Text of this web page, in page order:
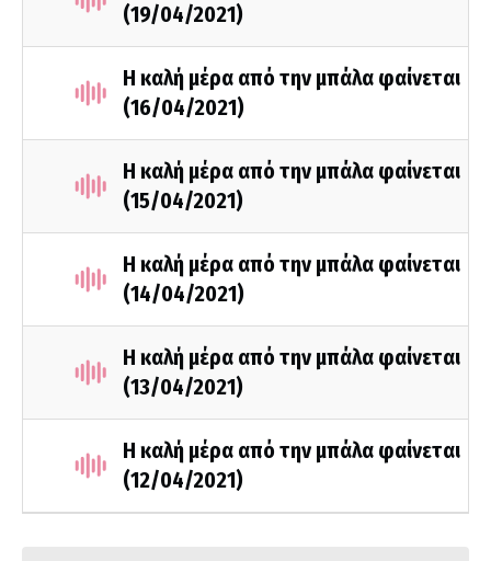
(19/04/2021)
Η καλή μέρα από την μπάλα φαίνεται
(16/04/2021)
Η καλή μέρα από την μπάλα φαίνεται
(15/04/2021)
Η καλή μέρα από την μπάλα φαίνεται
(14/04/2021)
Η καλή μέρα από την μπάλα φαίνεται
(13/04/2021)
Η καλή μέρα από την μπάλα φαίνεται
(12/04/2021)